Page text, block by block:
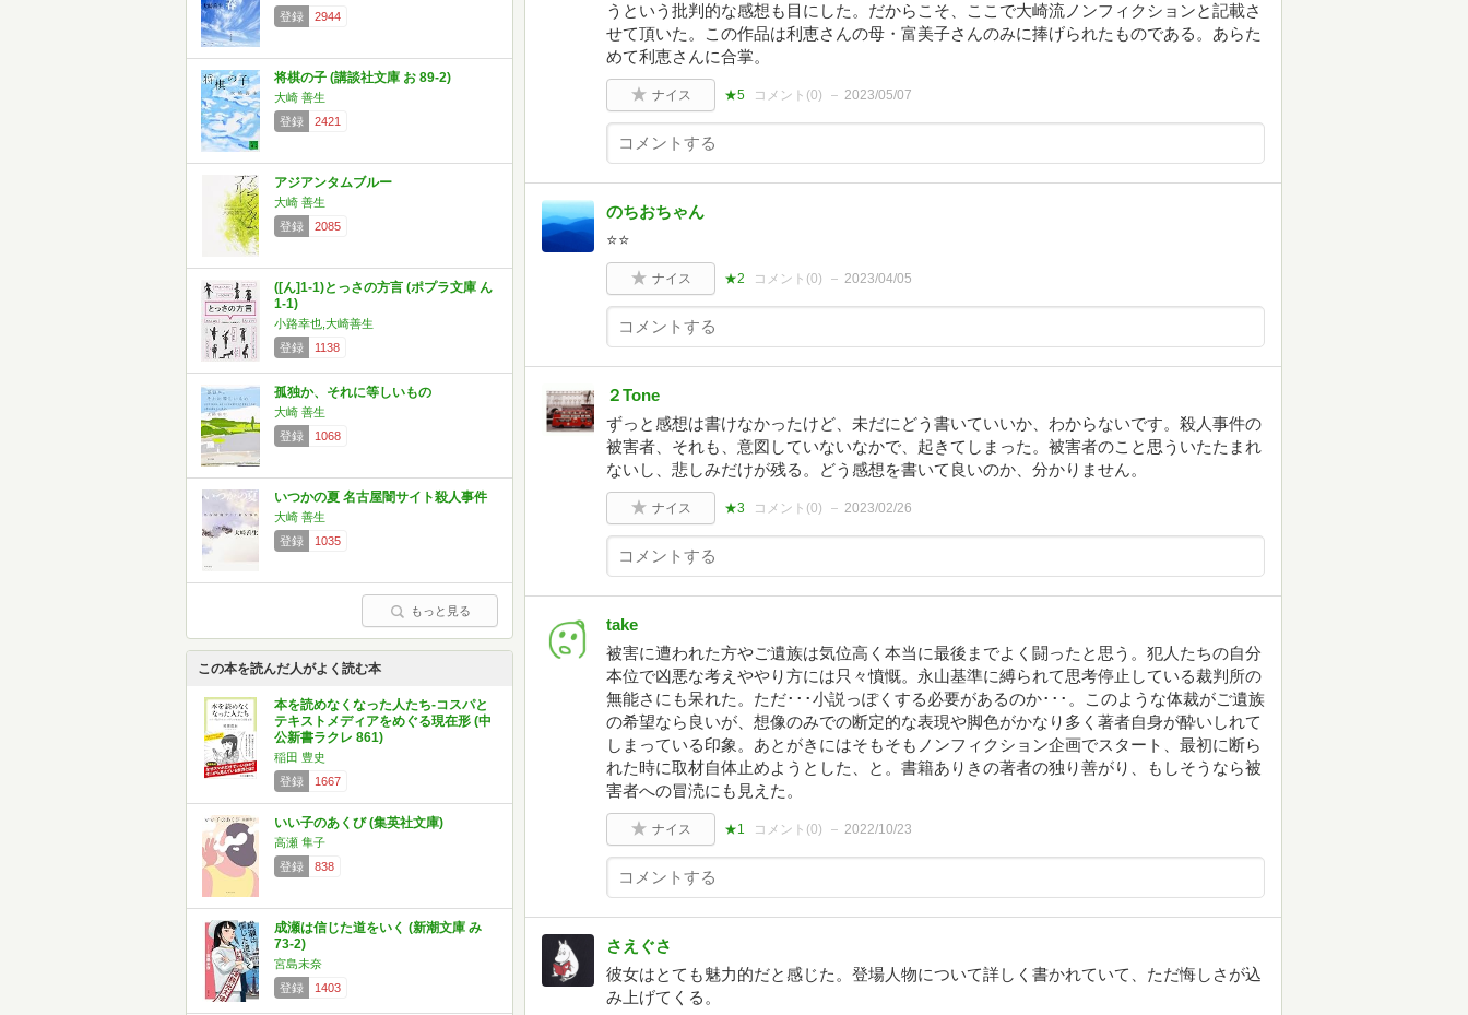
登録
2944
将棋の子 (講談社文庫 お 89-2)
大崎 善生
登録
2421
アジアンタムブルー
大崎 善生
登録
2085
([ん]1-1)とっさの方言 (ポプラ文庫 ん
1-1)
小路幸也,大崎善生
登録
1138
孤独か、それに等しいもの
大崎 善生
登録
1068
いつかの夏 名古屋闇サイト殺人事件
大崎 善生
登録
1035
もっと見る
この本を読んだ人がよく読む本
本を読めなくなった人たち-コスパと
テキストメディアをめぐる現在形 (中
公新書ラクレ 861)
稲田 豊史
登録
1667
いい子のあくび (集英社文庫)
高瀬 隼子
登録
838
成瀬は信じた道をいく (新潮文庫 み
73-2)
宮島未奈
登録
1403
うという批判的な感想も目にした。だからこそ、ここで大崎流ノンフィクションと記載さ
せて頂いた。この作品は利恵さんの母・富美子さんのみに捧げられたものである。あらた
めて利恵さんに合掌。
ナイス ★5 コメント(0) 2023/05/07
のちおちゃん
⭐️⭐️
ナイス ★2 コメント(0) 2023/04/05
２Tone
ずっと感想は書けなかったけど、未だにどう書いていいか、わからないです。殺人事件の
被害者、それも、意図していないなかで、起きてしまった。被害者のこと思ういたたまれ
ないし、悲しみだけが残る。どう感想を書いて良いのか、分かりません。
ナイス ★3 コメント(0) 2023/02/26
take
被害に遭われた方やご遺族は気位高く本当に最後までよく闘ったと思う。犯人たちの自分
本位で凶悪な考えややり方には只々憤慨。永山基準に縛られて思考停止している裁判所の
無能さにも呆れた。ただ･･･小説っぽくする必要があるのか･･･。このような体裁がご遺族
の希望なら良いが、想像のみでの断定的な表現や脚色がかなり多く著者自身が酔いしれて
しまっている印象。あとがきにはそもそもノンフィクション企画でスタート、最初に断ら
れた時に取材自体止めようとした、と。書籍ありきの著者の独り善がり、もしそうなら被
害者への冒涜にも見えた。
ナイス ★1 コメント(0) 2022/10/23
さえぐさ
彼女はとても魅力的だと感じた。登場人物について詳しく書かれていて、ただ悔しさが込
み上げてくる。